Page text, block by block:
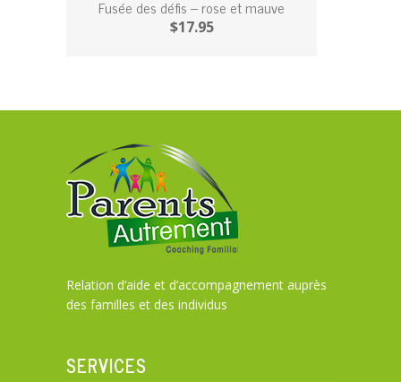
Fusée des défis – rose et mauve
$17.95
Relation d’aide et d’accompagnement auprès
des familles et des individus
SERVICES